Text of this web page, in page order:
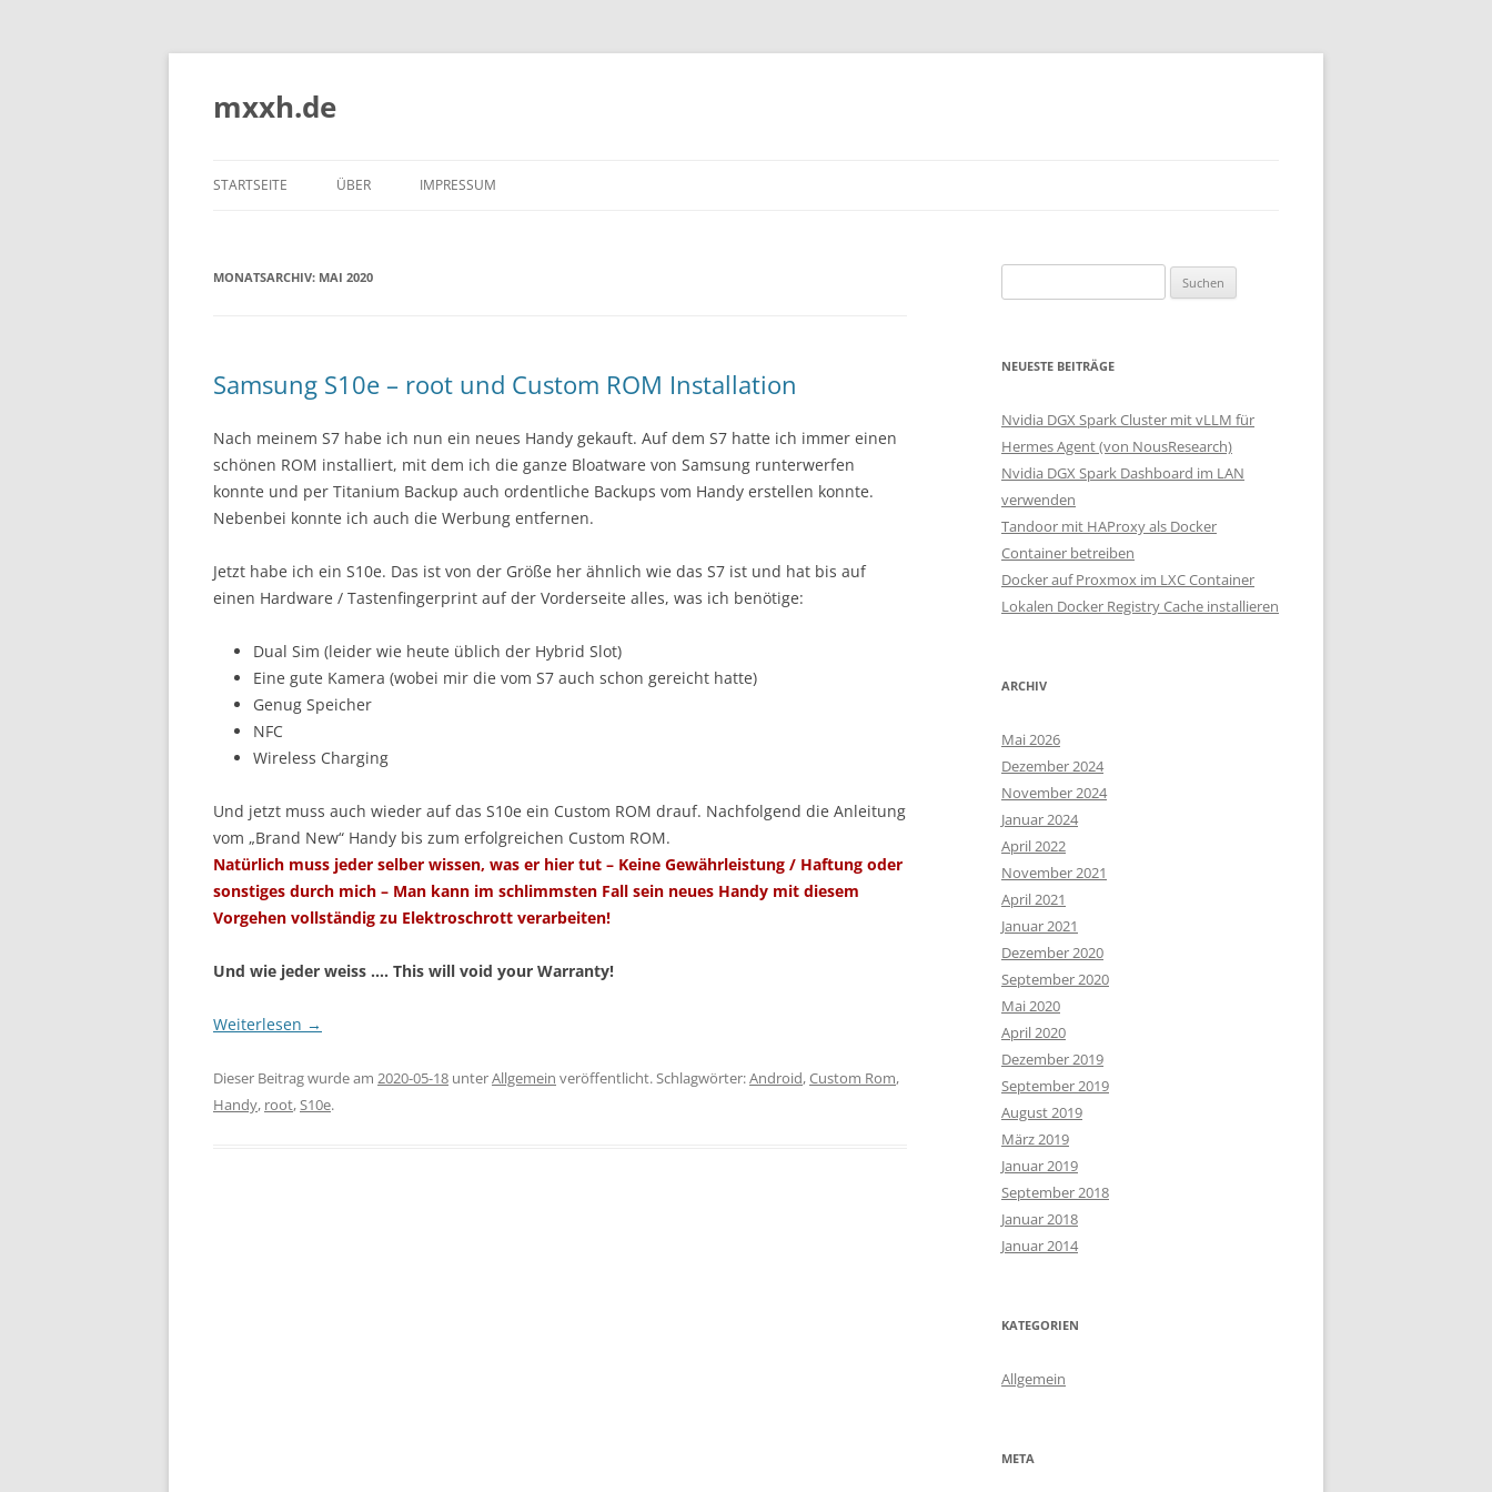
Zum
springen
mxxh.de
STARTSEITE ÜBER IMPRESSUM
MONATSARCHIV: MAI 2020
Samsung S10e – root und Custom ROM Installation
Nach meinem S7 habe ich nun ein neues Handy gekauft. Auf dem S7 hatte ich immer einen
schönen ROM installiert, mit dem ich die ganze Bloatware von Samsung runterwerfen
konnte und per Titanium Backup auch ordentliche Backups vom Handy erstellen konnte.
Nebenbei konnte ich auch die Werbung entfernen.
Jetzt habe ich ein S10e. Das ist von der Größe her ähnlich wie das S7 ist und hat bis auf
einen Hardware / Tastenfingerprint auf der Vorderseite alles, was ich benötige:
Dual Sim (leider wie heute üblich der Hybrid Slot)
Eine gute Kamera (wobei mir die vom S7 auch schon gereicht hatte)
Genug Speicher
NFC
Wireless Charging
Und jetzt muss auch wieder auf das S10e ein Custom ROM drauf. Nachfolgend die Anleitung
vom „Brand New“ Handy bis zum erfolgreichen Custom ROM.
Natürlich muss jeder selber wissen, was er hier tut – Keine Gewährleistung / Haftung oder
sonstiges durch mich – Man kann im schlimmsten Fall sein neues Handy mit diesem
Vorgehen vollständig zu Elektroschrott verarbeiten!
Und wie jeder weiss …. This will void your Warranty!
Weiterlesen →
Dieser Beitrag wurde am 2020-05-18 unterAllgemein veröffentlicht. Schlagwörter:Android,Custom Rom,
Handy, root,S10e.
nach:
NEUESTE BEITRÄGE
Nvidia DGX Spark Cluster mit vLLM für
Hermes Agent (von NousResearch)
Nvidia DGX Spark Dashboard im LAN
verwenden
Tandoor mit HAProxy als Docker
Container betreiben
Docker auf Proxmox im LXC Container
Lokalen Docker Registry Cache installieren
ARCHIV
Mai 2026
Dezember 2024
November 2024
Januar 2024
April 2022
November 2021
April 2021
Januar 2021
Dezember 2020
September 2020
Mai 2020
April 2020
Dezember 2019
September 2019
August 2019
März 2019
Januar 2019
September 2018
Januar 2018
Januar 2014
KATEGORIEN
Allgemein
META